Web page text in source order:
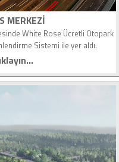
MERKEZI
White Rose Ücretli Otopark
Sistemi ile yer aldı.